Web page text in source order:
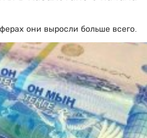
они выросли больше всего.